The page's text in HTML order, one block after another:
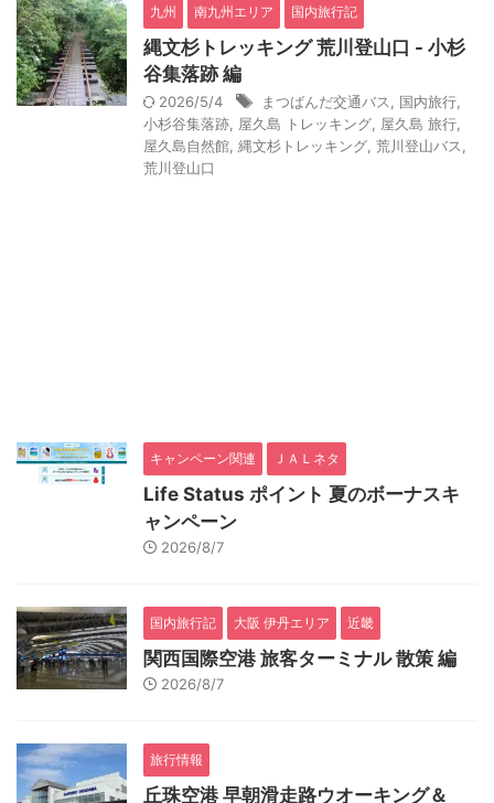
九州 南九州エリア 国内旅行記
縄文杉トレッキング 荒川登山口 - 小杉
谷集落跡 編
2026/5/4 まつばんだ交通バス 国内旅行
小杉谷集落跡 屋久島 トレッキング 屋久島 旅行
屋久島自然館 縄文杉トレッキング 荒川登山バス
荒川登山口
キャンペーン関連 ＪＡＬネタ
Life Status ポイント 夏のボーナスキ
ャンペーン
2026/8/7
国内旅行記 大阪 伊丹エリア 近畿
関西国際空港 旅客ターミナル 散策 編
2026/8/7
旅行情報
丘珠空港 早朝滑走路ウオーキング＆